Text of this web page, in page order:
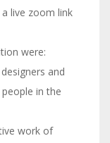
live zoom link
were:
and
in the
work of